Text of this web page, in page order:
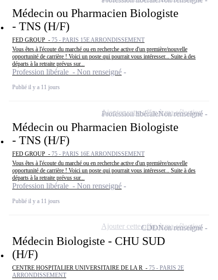
Médecin ou Pharmacien Biologiste
- TNS (H/F)
FED GROUP - 75 - PARIS 15E ARRONDISSEMENT
Vous êtes à l'écoute du marché ou en recherche active d'un première/nouvelle
opportunité de carrière ! Voici un poste qui pourrait vous intéresser... Suite à des
départs à la retraite prévus sur...
Profession libérale - Non renseigné
Publié il y a 11 jours
Médecin ou Pharmacien Biologiste
- TNS (H/F)
FED GROUP - 75 - PARIS 16E ARRONDISSEMENT
Vous êtes à l'écoute du marché ou en recherche active d'un première/nouvelle
opportunité de carrière ! Voici un poste qui pourrait vous intéresser... Suite à des
départs à la retraite prévus sur...
Profession libérale - Non renseigné
Publié il y a 11 jours
Profession libéraleNon renseigné
Ajouter cette offre à ma sélection
Médecin Biologiste - CHU SUD
(H/F)
CENTRE HOSPITALIER UNIVERSITAIRE DE LA R - 75 - PARIS 2E
ARRONDISSEMENT
CDDNon renseigné
Ajouter cette offre à ma sélection